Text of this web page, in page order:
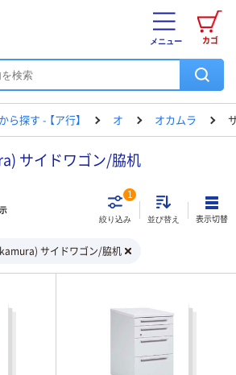
カゴ
メニュー
ら探す - 【ア行】 オ オカムラ
サイドワゴン/脇机
絞り込み
1
並び替え 表示切替
サイドワゴン/脇机